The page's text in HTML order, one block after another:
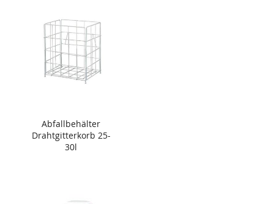
Abfallbehälter
Drahtgitterkorb 25-
30l